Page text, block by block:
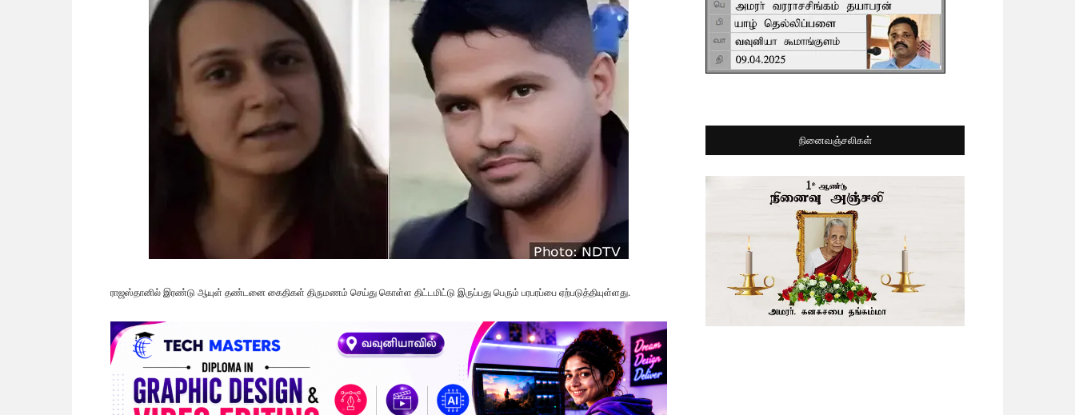
ராஜஸ்தானில் இரண்டு ஆயுள் தண்டனை கைதிகள் திருமணம் செய்து கொள்ள திட்டமிட்டு இருப்பது பெரும் பரபரப்பை ஏற்படுத்தியுள்ளது.
நினைவஞ்சலிகள்